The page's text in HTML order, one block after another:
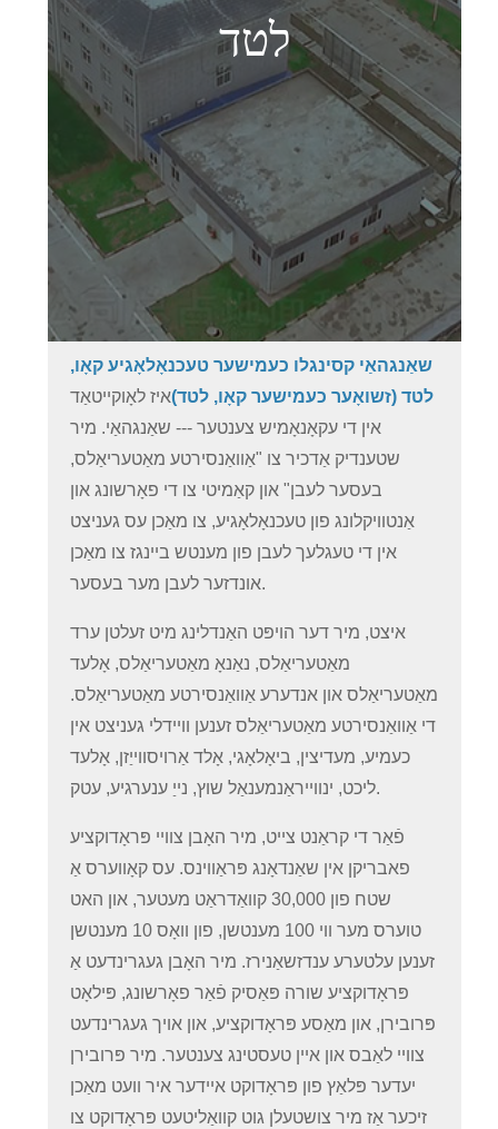
לטד
שאַנגהאַי קסינגלו כעמישער טעכנאָלאָגיע קאָו,
לטד (זשואָער כעמישער קאָו, לטד)איז לאָוקייטאַד
אין די עקאָנאָמיש צענטער --- שאַנגהאַי. מיר
שטענדיק אַדכיר צו "אַוואַנסירטע מאַטעריאַלס,
בעסער לעבן" און קאַמיטי צו די פאָרשונג און
אַנטוויקלונג פון טעכנאָלאָגיע, צו מאַכן עס געניצט
אין די טעגלעך לעבן פון מענטש ביינגז צו מאַכן
אונדזער לעבן מער בעסער.
איצט, מיר דער הויפּט האַנדלינג מיט זעלטן ערד
מאַטעריאַלס, נאַנאָ מאַטעריאַלס, אָלעד
מאַטעריאַלס און אנדערע אַוואַנסירטע מאַטעריאַלס.
די אַוואַנסירטע מאַטעריאַלס זענען וויידלי געניצט אין
כעמיע, מעדיצין, ביאָלאָגי, אָלד אַרויסווייַזן, אָלעד
ליכט, ינווייראַנמענאַל שוץ, נייַ ענערגיע, עטק.
פֿאַר די קראַנט צייט, מיר האָבן צוויי פּראָדוקציע
פאבריקן אין שאַנדאָנג פּראַווינס. עס קאָווערס אַ
שטח פון 30,000 קוואַדראַט מעטער, און האט
טוערס מער ווי 100 מענטשן, פון וואָס 10 מענטשן
זענען עלטערע ענדזשאַנירז. מיר האָבן געגרינדעט אַ
פּראָדוקציע שורה פּאַסיק פֿאַר פאָרשונג, פּילאָט
פּרובירן, און מאַסע פּראָדוקציע, און אויך געגרינדעט
צוויי לאַבס און איין טעסטינג צענטער. מיר פּרובירן
יעדער פּלאַץ פון פּראָדוקט איידער איר וועט מאַכן
זיכער אַז מיר צושטעלן גוט קוואַליטעט פּראָדוקט צו